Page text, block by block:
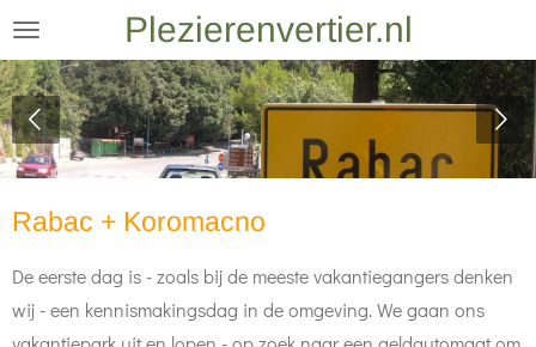
Ga
direct
naar
de
hoofdinhoud
Plezierenvertier.nl
Rabac + Koromacno
De eerste dag is - zoals bij de meeste vakantiegangers denken
wij - een kennismakingsdag in de omgeving. We gaan ons